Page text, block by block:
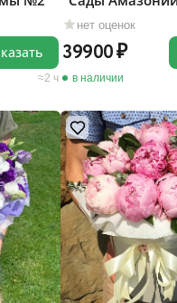
2 ч
нет оценок
39900
в наличии